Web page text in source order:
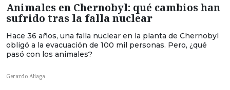
Animales en Chernobyl: qué cambios han
sufrido tras la falla nuclear
Hace 36 años, una falla nuclear en la planta de Chernobyl
obligó a la evacuación de 100 mil personas. Pero, ¿qué
pasó con los animales?
Gerardo Aliaga